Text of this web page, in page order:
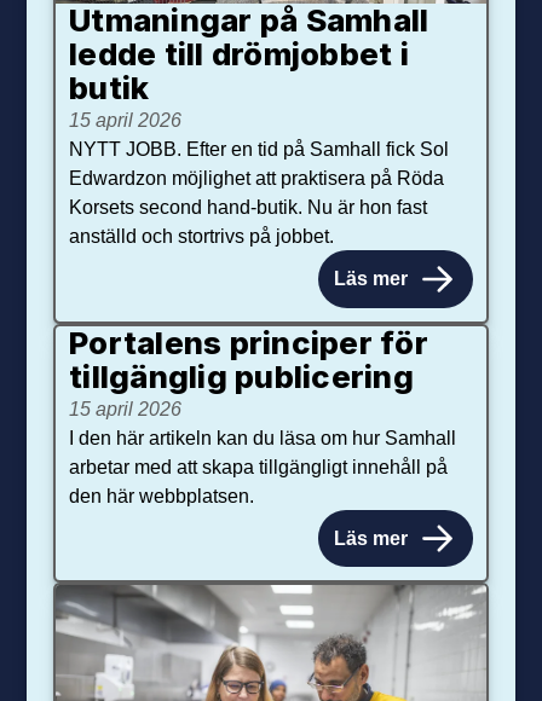
Utmaningar på Sam­hall
ledde till dröm­jobbet i
butik
15 april 2026
NYTT JOBB. Efter en tid på Samhall fick Sol
Edwardzon möjlighet att praktisera på Röda
Korsets second hand-butik. Nu är hon fast
anställd och stortrivs på jobbet.
Läs mer
Portalens principer för
tillgänglig publicering
15 april 2026
I den här artikeln kan du läsa om hur Samhall
arbetar med att skapa tillgängligt innehåll på
den här webbplatsen.
Läs mer